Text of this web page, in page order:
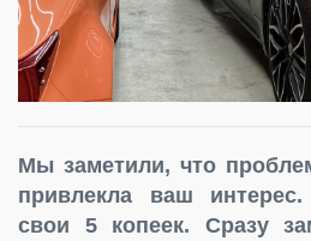
Мы заметили, что
привлекла ваш
свои 5 копеек. Сразу